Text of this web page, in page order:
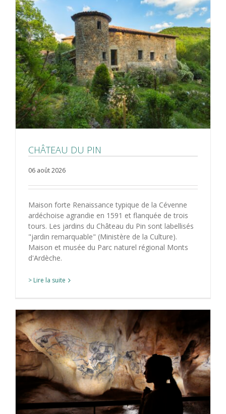
CHÂTEAU DU PIN
06 août 2026
Maison forte Renaissance typique de la Cévenne
ardéchoise agrandie en 1591 et flanquée de trois
tours. Les jardins du Château du Pin sont labellisés
"jardin remarquable" (Ministère de la Culture).
Maison et musée du Parc naturel régional Monts
d'Ardèche.
> Lire la suite